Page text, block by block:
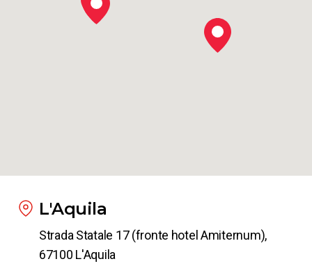
L'Aquila
Strada Statale 17 (fronte hotel Amiternum),
67100 L'Aquila